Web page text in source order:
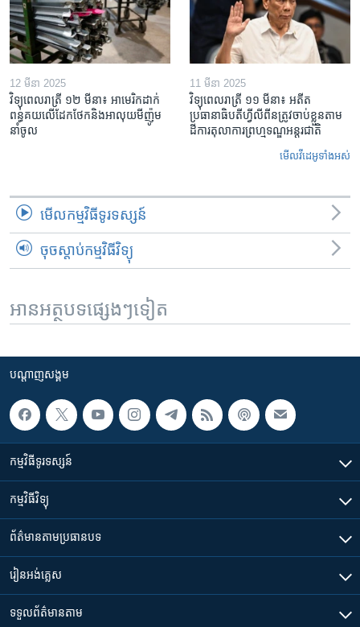
12 មីនា 2025
វិទ្យុពេលរាត្រី ១២ មីនា៖ អាមេរិក​ដាក់​
ពន្ធគយ​លើ​ដែកថែក​និង​អាលុយ​មីញ៉ូម​
នាំចូល
11 មីនា 2025
វិទ្យុពេលរាត្រី ១១ មីនា៖ អតីត​
ប្រធានាធិបតីហ្វីលីពីន​ត្រូវ​ចាប់ខ្លួនតាម
ដីការ​តុលាការ​ព្រហ្មទណ្ឌ​អន្តរជាតិ
មើល​វីដេអូ​ទាំង​អស់
មើល​កម្មវិធី​ទូរទស្សន៍
ចុចស្តាប់កម្មវិធីវិទ្យុ
អានអត្ថបទផ្សេងៗទៀត
បណ្តាញ​សង្គម
កម្មវិធី​ទូរទស្សន៍
កម្មវិធី​វិទ្យុ
ព័ត៌មាន​តាមប្រធានបទ​
រៀន​​អង់គ្លេស
ទទួល​ព័ត៌មាន​តាម